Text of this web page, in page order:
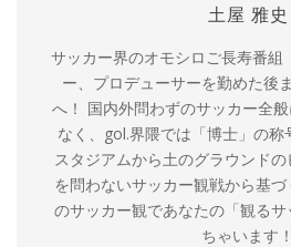
土屋 雅史
サッカー界のオモシロご長寿番組
ー、プロデューサーを勤めた後
へ！ 国内外問わずのサッカー全
なく、gol.界隈では「博士」の称
スタジアムから土のグラウンド
を問わないサッカー観戦から基
のサッカー観であなたの「観るサ
ちゃいます！